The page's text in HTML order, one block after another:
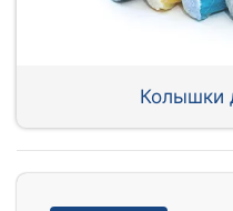
Колышки